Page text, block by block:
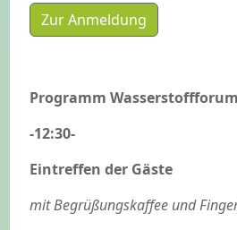
Zur Anmeldung
Programm
-12:30-
Eintreffen der Gäste
mit Begrüßungskaffee und